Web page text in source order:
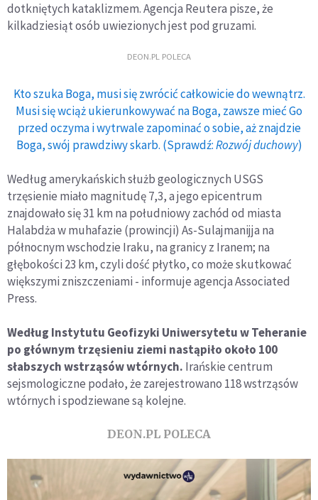
dotkniętych kataklizmem. Agencja Reutera pisze, że
kilkadziesiąt osób uwiezionych jest pod gruzami.
DEON.PL POLECA
Kto szuka Boga, musi się zwrócić całkowicie do wewnątrz.
Musi się wciąż ukierunkowywać na Boga, zawsze mieć Go
przed oczyma i wytrwale zapominać o sobie, aż znajdzie
Boga, swój prawdziwy skarb. (Sprawdź:Rozwój duchowy)
Według amerykańskich służb geologicznych USGS
trzęsienie miało magnitudę 7,3, a jego epicentrum
znajdowało się 31 km na południowy zachód od miasta
Halabdża w muhafazie (prowincji) As-Sulajmanijja na
północnym wschodzie Iraku, na granicy z Iranem; na
głębokości 23 km, czyli dość płytko, co może skutkować
większymi zniszczeniami - informuje agencja Associated
Press.
Według Instytutu Geofizyki Uniwersytetu w Teheranie
po głównym trzęsieniu ziemi nastąpiło około 100
słabszych wstrząsów wtórnych. Irańskie centrum
sejsmologiczne podało, że zarejestrowano 118 wstrząsów
wtórnych i spodziewane są kolejne.
DEON.PL POLECA